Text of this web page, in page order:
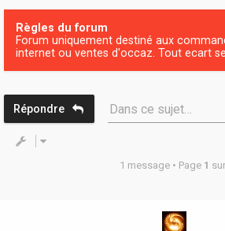
Règles du forum
Forum uniquement destiné aux
internet ou ventes d'occaz. Tout ecart
Répondre Dans ce sujet…
1 message • Page 1 sur